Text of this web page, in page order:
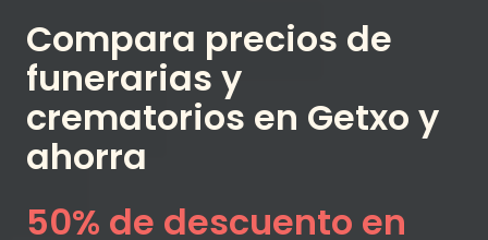
Compara precios de
funerarias y
crematorios en Getxo y
ahorra
50% de descuento en